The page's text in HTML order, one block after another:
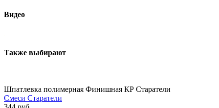
Видео
Также выбирают
Шпатлевка полимерная Финишная КР Старатели
Смеси Старатели